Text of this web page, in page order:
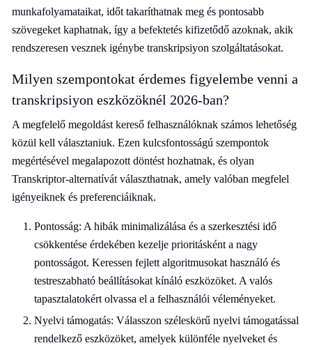
munkafolyamataikat, időt takaríthatnak meg és pontosabb
szövegeket kaphatnak, így a befektetés kifizetődő azoknak, akik
rendszeresen vesznek igénybe transkripsiyon szolgáltatásokat.
Milyen szempontokat érdemes figyelembe venni a
transkripsiyon eszközöknél 2026-ban?
A megfelelő megoldást kereső felhasználóknak számos lehetőség
közül kell választaniuk. Ezen kulcsfontosságú szempontok
megértésével megalapozott döntést hozhatnak, és olyan
Transkriptor-alternatívát választhatnak, amely valóban megfelel
igényeiknek és preferenciáiknak.
Pontosság: A hibák minimalizálása és a szerkesztési idő
csökkentése érdekében kezelje prioritásként a nagy
pontosságot. Keressen fejlett algoritmusokat használó és
testreszabható beállításokat kínáló eszközöket. A valós
tapasztalatokért olvassa el a felhasználói véleményeket.
Nyelvi támogatás: Válasszon széleskörű nyelvi támogatással
rendelkező eszközöket, amelyek különféle nyelveket és